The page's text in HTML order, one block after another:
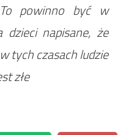
powinno być w
napisane, że
tych czasach ludzie
złe